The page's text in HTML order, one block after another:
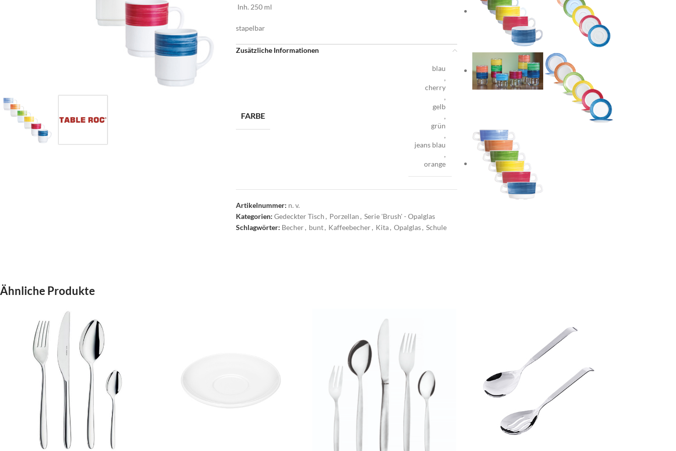
Inh. 250 ml
stapelbar
Zusätzliche Informationen
FARBE
blau
,
cherry
,
gelb
,
grün
,
jeans blau
,
orange
Artikelnummer: n. v.
Kategorien: Gedeckter Tisch , Porzellan , Serie 'Brush' - Opalglas
Schlagwörter: Becher, bunt, Kaffeebecher, Kita, Opalglas, Schule
Ähnliche Produkte